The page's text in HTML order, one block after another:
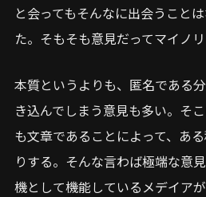
と会ってもそんなに出会うこと
た。そもそも意見だってマイノ
本質というよりも、匿名である
き込んでしまう意見も多い。そ
も文章であることによって、あ
りする。そんな言わば極端な意
機として機能しているメデイア